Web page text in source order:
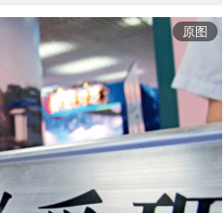
原图